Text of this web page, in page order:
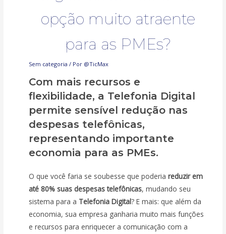
opção muito atraente
para as PMEs?
Sem categoria / Por @TicMax
Com mais recursos e
flexibilidade, a Telefonia Digital
permite sensível redução nas
despesas telefônicas,
representando importante
economia para as PMEs.
O que você faria se soubesse que poderiareduzir em
até 80% suas despesas telefônicas, mudando seu
sistema para a Telefonia Digital? E mais: que além da
economia, sua empresa ganharia muito mais funções
e recursos para enriquecer a comunicação com a